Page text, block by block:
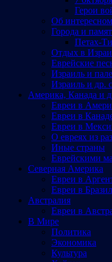
Герои
Об
Города и
Петах-
Отдых в
Еврейские
Израиль и
Израиль и др.
Америка, Канада и
Евреи в
Евреи в
Евреи в
О евреях из
Иные страны
Еврейскими
Северная Америка
Евреи в
Евреи в
Австралия
Евреи в
В Мире
Политика
Экономика
Культура